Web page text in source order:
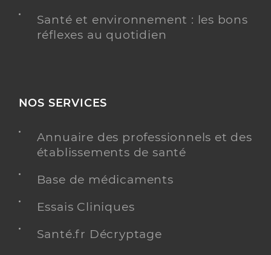
Santé et environnement : les bons
réflexes au quotidien
NOS SERVICES
Annuaire des professionnels et des
établissements de santé
Base de médicaments
Essais Cliniques
Santé.fr Décryptage